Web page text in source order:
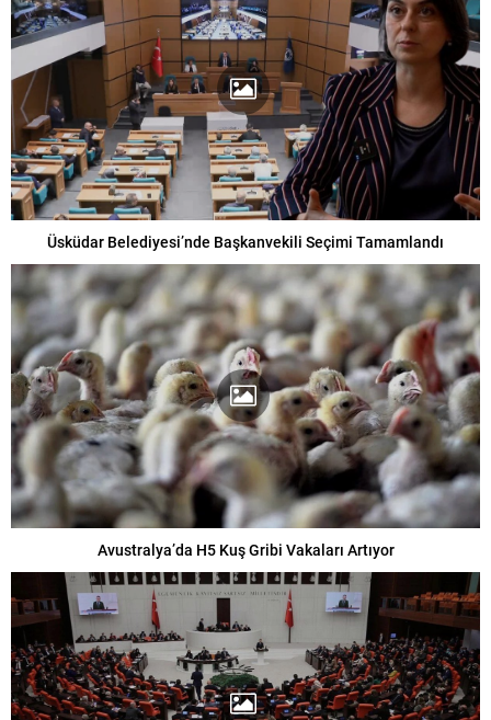
Üsküdar Belediyesi’nde Başkanvekili Seçimi Tamamlandı
Avustralya’da H5 Kuş Gribi Vakaları Artıyor